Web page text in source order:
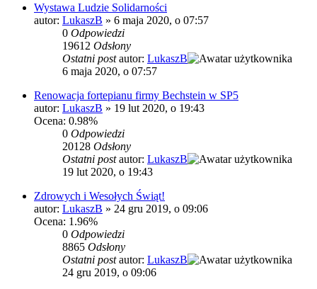
Wystawa Ludzie Solidarności
autor: LukaszB » 6 maja 2020, o 07:57
0 Odpowiedzi
19612 Odsłony
Ostatni postautor: LukaszB
6 maja 2020, o 07:57
Renowacja fortepianu firmy Bechstein w SP5
autor: LukaszB » 19 lut 2020, o 19:43
Ocena: 0.98%
0 Odpowiedzi
20128 Odsłony
Ostatni postautor: LukaszB
19 lut 2020, o 19:43
Zdrowych i Wesołych Świąt!
autor: LukaszB » 24 gru 2019, o 09:06
Ocena: 1.96%
0 Odpowiedzi
8865 Odsłony
Ostatni postautor: LukaszB
24 gru 2019, o 09:06